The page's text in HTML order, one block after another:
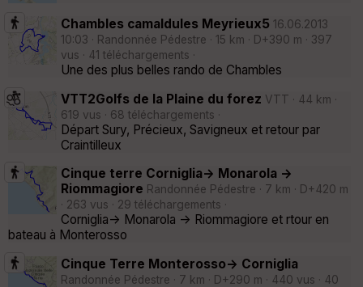
Chambles camaldules Meyrieux5 16.06.2013
10:03 · Randonnée Pédestre · 15 km · D+390 m · 397
vus · 41 téléchargements ·
Une des plus belles rando de Chambles
VTT2Golfs de la Plaine du forez VTT · 44 km ·
619 vus · 68 téléchargements ·
Départ Sury, Précieux, Savigneux et retour par
Craintilleux
Cinque terre Corniglia-> Monarola ->
Riommagiore Randonnée Pédestre · 7 km · D+420 m
· 263 vus · 29 téléchargements ·
Corniglia-> Monarola -> Riommagiore et rtour en
bateau à Monterosso
Cinque Terre Monterosso-> Corniglia
Randonnée Pédestre · 7 km · D+290 m · 440 vus · 40